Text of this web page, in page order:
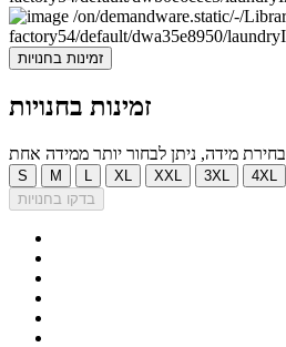
זמינות בחנויות
זמינות בחנויות
בחירת מידה, ניתן לבחור יותר ממידה אחת
S M XL XXL 3XL
4XL
בדקו בחנויות